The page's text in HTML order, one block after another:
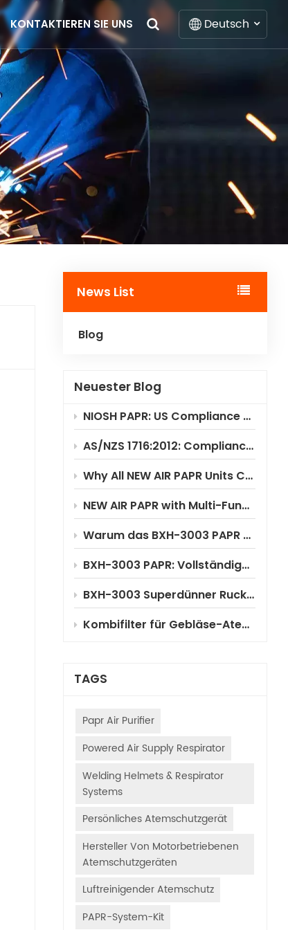
KONTAKTIEREN SIE UNS Deutsch
Español
Português
News List
Blog
Neuester Blog
NIOSH PAPR: US Compliance & Testing Requirements
AS/NZS 1716:2012: Compliance Standard for PAPR Respirators
Why All NEW AIR PAPR Units Choose RILSA NB1024 for Certification?
NEW AIR PAPR with Multi-Functional Flip-Up Welding Helmet
Warum das BXH-3003 PAPR erhebliche Kosteneinsparungen ermöglicht
BXH-3003 PAPR: Vollständige Anwendungsszenarioanalyse
BXH-3003 Superdünner Rucksack-PAPR
Kombifilter für Gebläse-Atemschutzgeräte (PAPR) für die Fahrzeuglackierung: Auswahl, Funktionsprinzipien und Anwendungsleitfaden
TAGS
Papr Air Purifier
Powered Air Supply Respirator
Welding Helmets & Respirator
Systems
Persönliches Atemschutzgerät
Hersteller Von Motorbetriebenen
Atemschutzgeräten
Luftreinigender Atemschutz
PAPR-System-Kit